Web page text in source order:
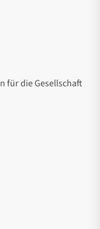
für die Gesellschaft